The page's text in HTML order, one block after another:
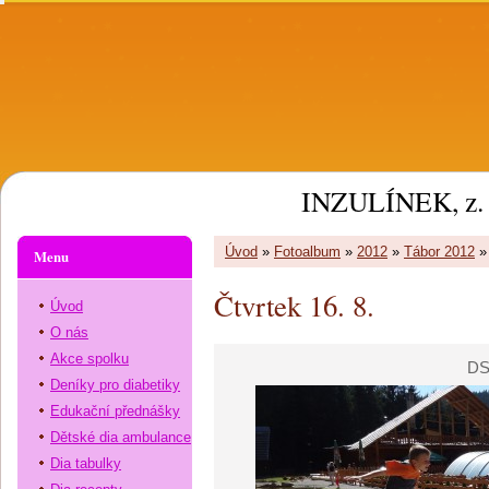
INZULÍNEK, z.
Úvod » Fotoalbum » 2012 » Tábor 2012
Čtvrtek 16. 8.
Menu
Úvod
O nás
Akce spolku
Deníky pro diabetiky
Edukační přednášky
Dětské dia ambulance
Dia tabulky